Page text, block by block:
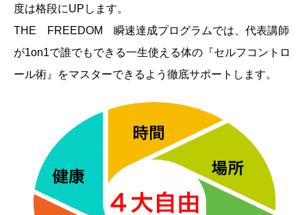
度は格段にUPします。
THE FREEDOM 瞬速達成プログラムでは、代表講師
が1on1で誰でもできる一生使える体の『セルフコントロ
ール術』をマスターできるよう徹底サポートします。